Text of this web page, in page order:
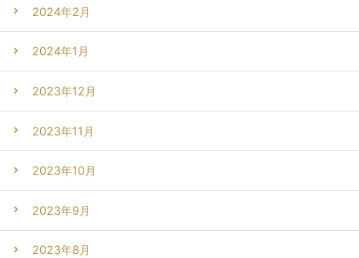
2024年2月
2024年1月
2023年12月
2023年11月
2023年10月
2023年9月
2023年8月